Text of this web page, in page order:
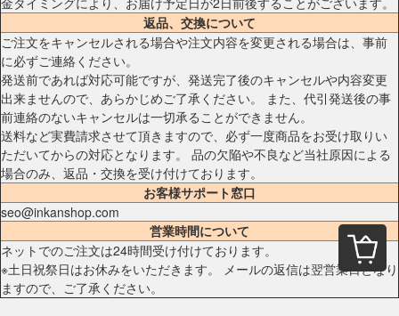
返品、交換について
ご注文をキャンセルされる場合や注文内容を変更される場合は、事前
に必ずご連絡ください。
発送前であれば対応可能ですが、発送完了後のキャンセルや内容変更
出来ませんので、あらかじめご了承ください。 また、代引発送後の事
前連絡のないキャンセルは一切承ることができません。
送料など実費請求させて頂きますので、必ず一度商品をお受け取りい
ただいてからの対応となります。 品の欠陥や不良など当社原因による
場合のみ、返品・交換を受け付けております。
お客様サポート窓口
seo@inkanshop.com
営業時間について
ネットでのご注文は24時間受け付けております。
※土日祝祭日はお休みをいただきます。 メールの返信は翌営業日となり
ますので、ご了承ください。